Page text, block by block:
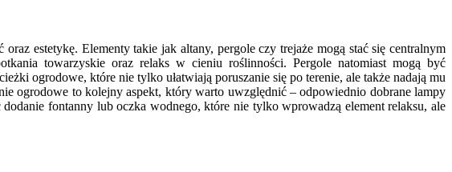
estetykę. Elementy takie jak altany, pergole czy trejaże mogą stać się centralnym
towarzyskie oraz relaks w cieniu roślinności. Pergole natomiast mogą być
ogrodowe, które nie tylko ułatwiają poruszanie się po terenie, ale także nadają mu
ogrodowe to kolejny aspekt, który warto uwzględnić – odpowiednio dobrane lampy
fontanny lub oczka wodnego, które nie tylko wprowadzą element relaksu, ale